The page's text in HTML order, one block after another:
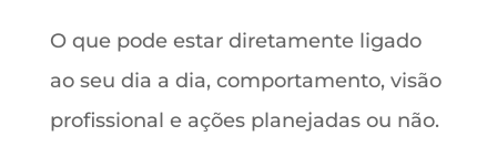
O que pode estar diretamente ligado
ao seu dia a dia, comportamento, visão
profissional e ações planejadas ou não.